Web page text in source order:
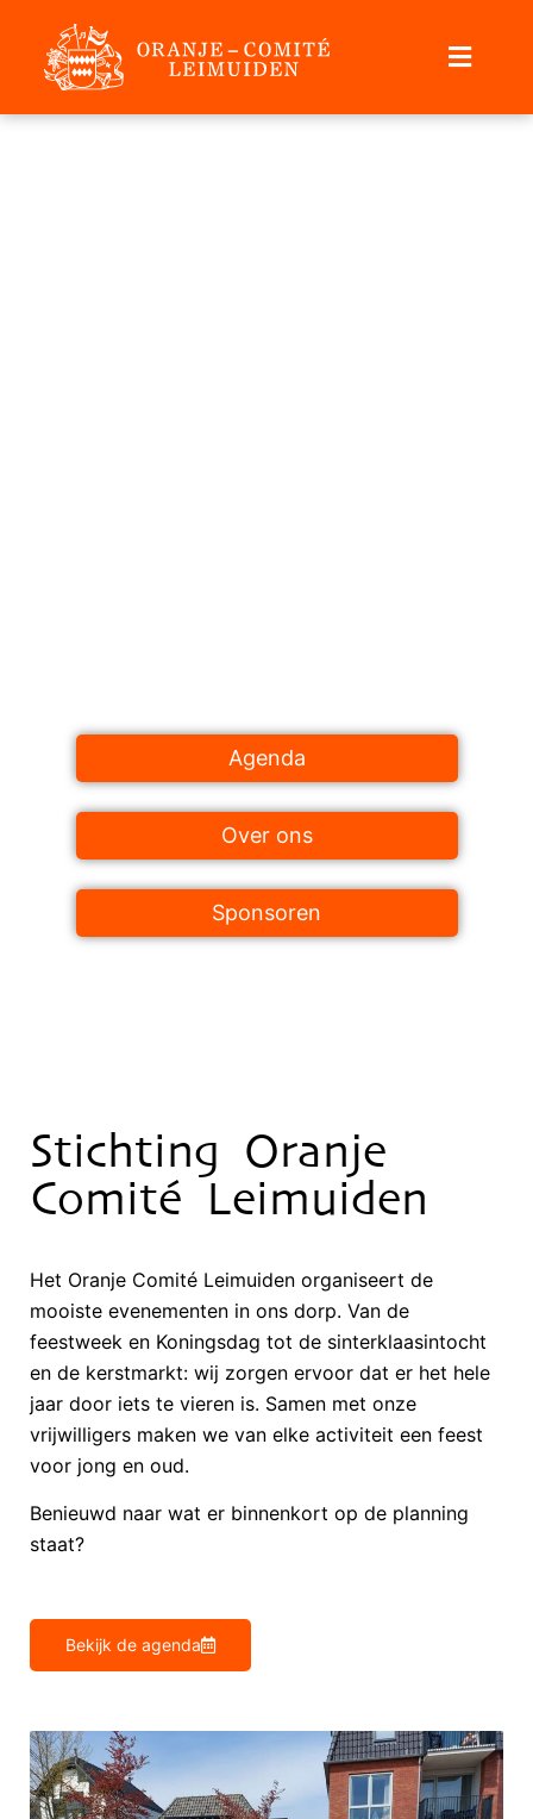
Agenda
Over ons
Sponsoren
Stichting Oranje
Comité Leimuiden
Het Oranje Comité Leimuiden organiseert de
mooiste evenementen in ons dorp. Van de
feestweek en Koningsdag tot de sinterklaasintocht
en de kerstmarkt: wij zorgen ervoor dat er het hele
jaar door iets te vieren is. Samen met onze
vrijwilligers maken we van elke activiteit een feest
voor jong en oud.
Benieuwd naar wat er binnenkort op de planning
staat?
Bekijk de agenda